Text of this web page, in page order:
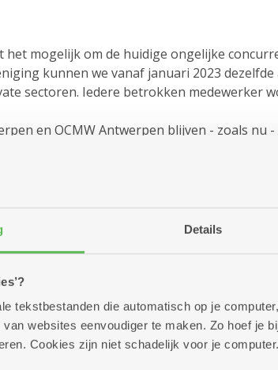
Details
tekstbestanden die automatisch op je
websites eenvoudiger te maken. Zo hoef je
Cookies zijn niet schadelijk voor je computer.
het mogelijk om de huidige ongelijke
kunnen we vanaf januari 2023
sectoren. Iedere betrokken medewerker
en OCMW Antwerpen blijven - zoals nu
de arbeidsvoorwaarden verbeteren door
op mcc@zorgbedrijf.be of 03 431 90 00